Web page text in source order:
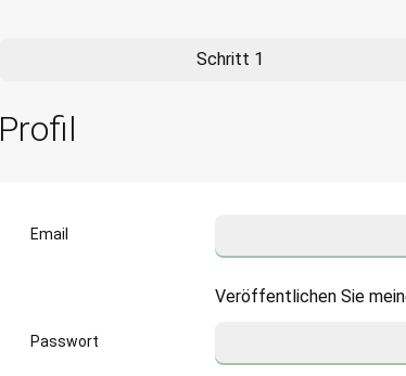
Schritt 1
Profil
Email
Veröffentlichen Sie
Passwort